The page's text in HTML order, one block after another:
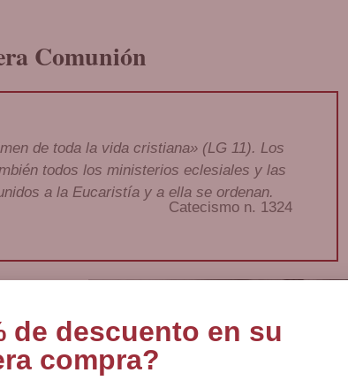
Comunión
de toda la vida cristiana» (LG 11). Los
todos los ministerios eclesiales y las
a la Eucaristía y a ella se ordenan.
Catecismo n. 1324
de descuento en su
compra?